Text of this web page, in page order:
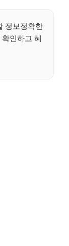
정보정확한
인하고 혜